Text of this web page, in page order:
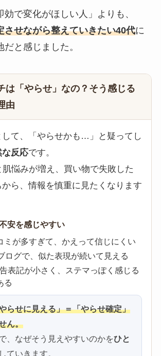
効で変化がほしい人」よりも、
させながら整えていきたい40代に
と感じました。
は「やらせ」なの？そう感じる
由
して、「やらせかも…」と疑ってし
な反応です。
悩みが増え、買い物で失敗した
から、情報を慎重に見たくなります
安を感じやすい
ミが多すぎて、かえって信じにくい
ログで、似た表現が続いて見える
表記が小さく、ステマっぽく感じる
る
らせに見える」＝「やらせ確定」
ん。
、なぜそう見えやすいのかをひと
していきます。